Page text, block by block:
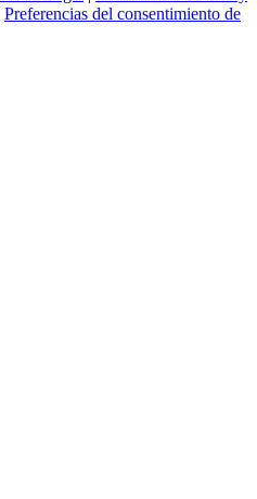
Preferencias del consentimiento de